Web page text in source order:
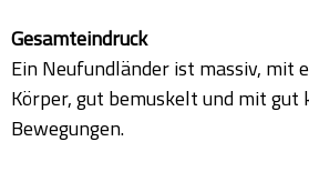
Gesamteindruck
Ein Neufundländer ist massiv, mit
Körper, gut bemuskelt und mit gut
Bewegungen.